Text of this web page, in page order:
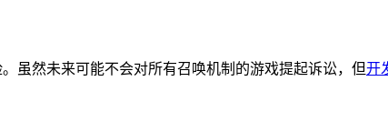
虽然未来可能不会对所有召唤机制的游戏提起诉讼，但开